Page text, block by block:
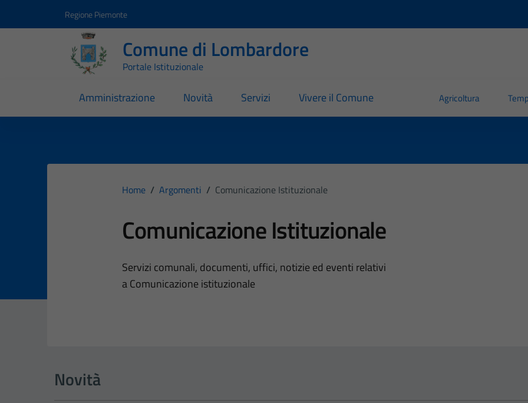
Regione Piemonte
Comune di Lombardore
Portale Istituzionale
Amministrazione Novità Servizi Vivere il Comune Agricoltura
Home / Argomenti / Comunicazione Istituzionale
Comunicazione Istituzionale
Dettagli dell'argomento
Servizi comunali, documenti, uffici, notizie ed eventi relativi
a Comunicazione istituzionale
Novità